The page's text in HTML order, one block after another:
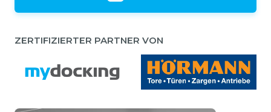
ZERTIFIZIERTER PARTNER VON